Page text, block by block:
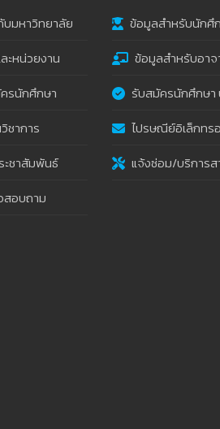
บมหาวิทยาลัย
ะหน่วยงาน
รนักศึกษา
ชาการ
ะชาสัมพันธ์
อบถาม
ข้อมูลสำหรับนักศึ
ข้อมูลสำหรับอา
รับสมัครนักศึกษา
ไปรษณีย์อิเล็กทร
แจ้งซ่อม/บริการส